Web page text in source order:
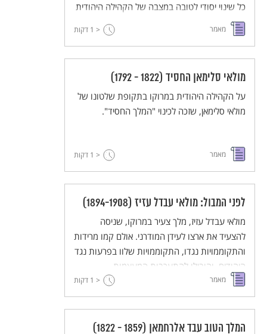
כל שינוי יסודי לטובה במצבה של הקהילה היהודית
במרוקו, אולם הוא נודע באהבתו ובקרבתו אל
היהודים עד שזכה בפיהם לתואר "חסיד אומות
המקומיים.
מאמר < 1 דקות
מולאי סלימאן החסיד (1822 - 1792)
על הקהילה היהודית במרוקו בתקופת שלטונו של
מולאי סלימאן, שזכה לכינוי "המלך החסיד".
מאמר < 1 דקות
לפני המבול: מולאי עבדל עזיז (1894-1908)
מולאי עבדל עזיז, מלך צעיר במרוקו, שניסה
להצעיד את ארצו לעידן המודרני. אולם קמו מרידות
והתקוממויות נגדו, התקוממויות שלוו בפרעות נגד
היהודים, והובילו להתערבות המעצמות.
מאמר < 1 דקות
המלך הטוב עבד אלרחמאן (1859 - 1822)